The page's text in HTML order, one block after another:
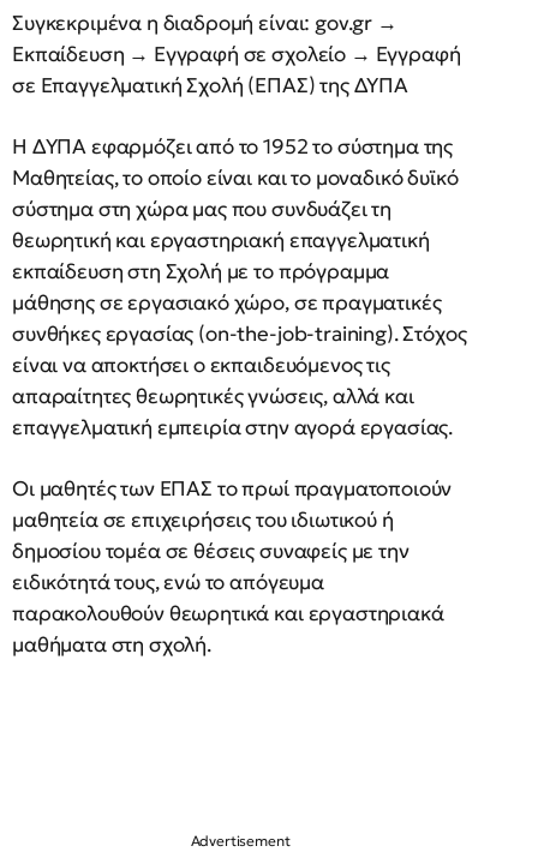
Συγκεκριμένα η διαδρομή είναι: gov.gr →
Εκπαίδευση → Εγγραφή σε σχολείο → Εγγραφή
σε Επαγγελματική Σχολή (ΕΠΑΣ) της ΔΥΠΑ
Η ΔΥΠΑ εφαρμόζει από το 1952 το σύστημα της
Μαθητείας, το οποίο είναι και το μοναδικό δυϊκό
σύστημα στη χώρα μας που συνδυάζει τη
θεωρητική και εργαστηριακή επαγγελματική
εκπαίδευση στη Σχολή με το πρόγραμμα
μάθησης σε εργασιακό χώρο, σε πραγματικές
συνθήκες εργασίας (on-the-job-training). Στόχος
είναι να αποκτήσει ο εκπαιδευόμενος τις
απαραίτητες θεωρητικές γνώσεις, αλλά και
επαγγελματική εμπειρία στην αγορά εργασίας.
Οι μαθητές των ΕΠΑΣ το πρωί πραγματοποιούν
μαθητεία σε επιχειρήσεις του ιδιωτικού ή
δημοσίου τομέα σε θέσεις συναφείς με την
ειδικότητά τους, ενώ το απόγευμα
παρακολουθούν θεωρητικά και εργαστηριακά
μαθήματα στη σχολή.